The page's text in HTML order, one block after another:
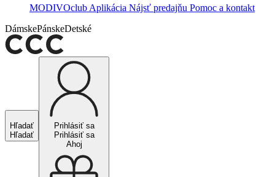
MODIVOclub Aplikácia Nájsť predajňu Pomoc a kontakt
DámskePánskeDetské
Hľadať
Hľadať
Prihlásiť sa
Prihlásiť sa
Ahoj